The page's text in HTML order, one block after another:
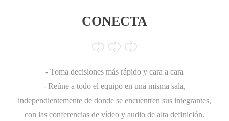
CONECTA
- Toma decisiones más rápido y cara a cara
- Reúne a todo el equipo en una misma sala,
independientemente de donde se encuentren sus integrantes,
con las conferencias de vídeo y audio de alta definición.